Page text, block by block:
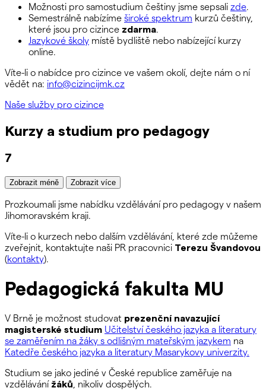
Možnosti pro samostudium češtiny jsme sepsali zde.
Semestrálně nabízíme široké spektrum kurzů češtiny,
které jsou pro cizince zdarma.
Jazykové školy místě bydliště nebo nabízející kurzy
online.
Víte-li o nabídce pro cizince ve vašem okolí, dejte nám o ní
vědět na: info@cizincijmk.cz
Naše služby pro cizince
Kurzy a studium pro pedagogy
7
Zobrazit méně Zobrazit více
Prozkoumali jsme nabídku vzdělávání pro pedagogy v našem
Jihomoravském kraji.
Víte-li o kurzech nebo dalším vzdělávání, které zde můžeme
zveřejnit, kontaktujte naši PR pracovnici Terezu Švandovou
(kontakty).
Pedagogická fakulta MU
V Brně je možnost studovat prezenční navazující
magisterské studium Učitelství českého jazyka a literatury
se zaměřením na žáky s odlišným mateřským jazykem na
Katedře českého jazyka a literatury Masarykovy univerzity.
Studium se jako jediné v České republice zaměřuje na
vzdělávání žáků , nikoliv dospělých.